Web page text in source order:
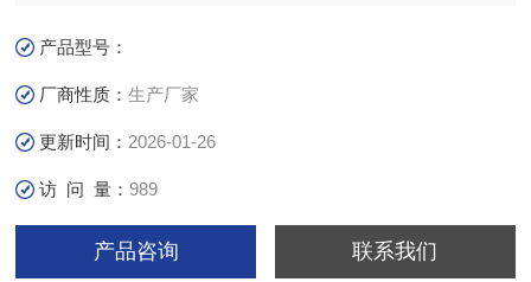
在进行第二次加载，用测得的承载板下应力σ和与之相对应的
承载板中心沉降值S，来计算变形模量Ev2及Ev2/Ev1的值。
产品型号：
厂商性质：生产厂家
更新时间： 2026-01-26
访 问 量：989
产品咨询 联系我们